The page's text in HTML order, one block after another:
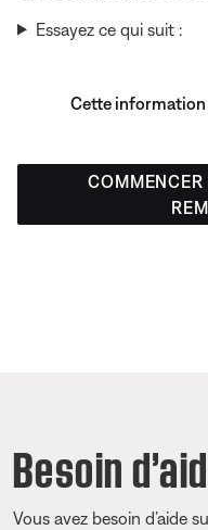
Essayez ce qui suit :
Cette information
COMMENCER
Besoin
Vous avez besoin d’aide